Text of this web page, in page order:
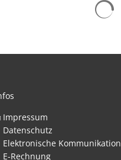
Impressum
Datenschutz
Elektronische Kommunikation
E-Rechnung